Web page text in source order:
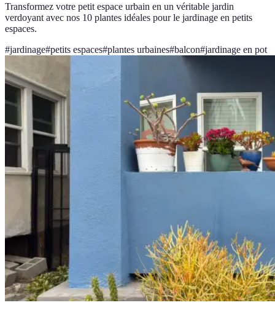
Transformez votre petit espace urbain en un véritable jardin
verdoyant avec nos 10 plantes idéales pour le jardinage en petits
espaces.
#jardinage#petits espaces#plantes urbaines#balcon#jardinage en pot